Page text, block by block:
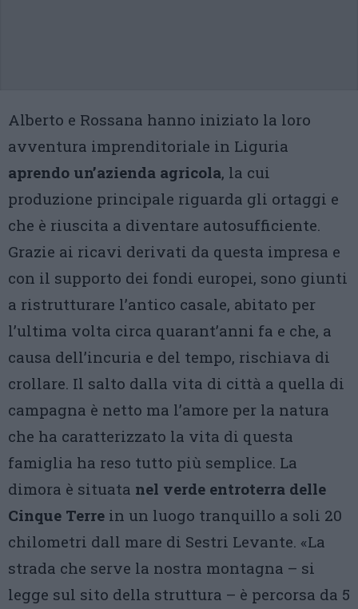
Alberto e Rossana hanno iniziato la loro
avventura imprenditoriale in Liguria
aprendo un’azienda agricola, la cui
produzione principale riguarda gli ortaggi e
che è riuscita a diventare autosufficiente.
Grazie ai ricavi derivati da questa impresa e
con il supporto dei fondi europei, sono giunti
a ristrutturare l’antico casale, abitato per
l’ultima volta circa quarant’anni fa e che, a
causa dell’incuria e del tempo, rischiava di
crollare. Il salto dalla vita di città a quella di
campagna è netto ma l’amore per la natura
che ha caratterizzato la vita di questa
famiglia ha reso tutto più semplice. La
dimora è situata nel verde entroterra delle
Cinque Terre in un luogo tranquillo a soli 20
chilometri dall mare di Sestri Levante. «La
strada che serve la nostra montagna – si
legge sul sito della struttura – è percorsa da 5